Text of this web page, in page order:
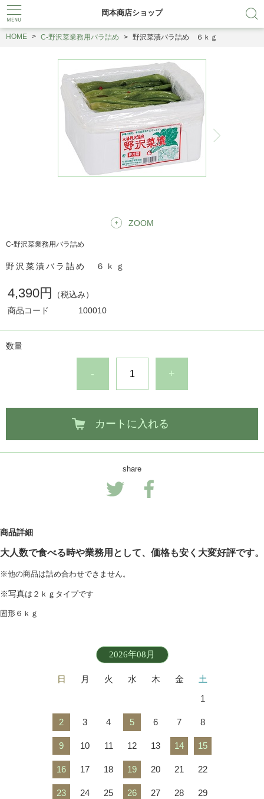
岡本商店ショップ
HOME C-野沢菜業務用バラ詰め 野沢菜漬バラ詰め ６ｋｇ
ZOOM
C-野沢菜業務用バラ詰め
野沢菜漬バラ詰め ６ｋｇ
4,390円
（税込み）
商品コード
100010
数量
- +
カートに入れる
share
商品詳細
大人数で食べる時や業務用として、 価格も安く大変好評です。
※他の商品は詰め合わせできません。
※写真は２ｋｇタイプです
固形６ｋｇ
2026年08月
日 月 火 水 木 金
土
1
2 3 4 5 6 7 8
9 10 11 12 13 14 15
16 17 18 19 20 21 22
23 24 25 26 27 28 29